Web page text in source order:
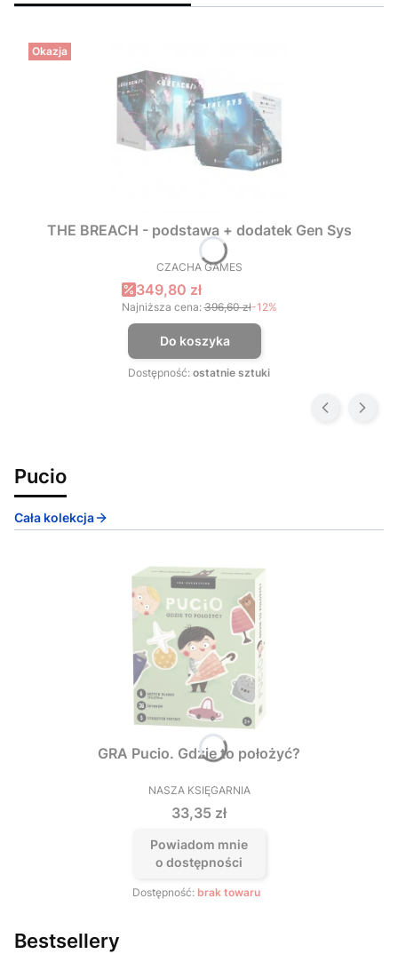
Okazja
THE BREACH - podstawa + dodatek Gen Sys
PRODUCENT
CZACHA GAMES
Cena promocyjna
349,80 zł
Najniższa cena: 396,60 zł-12%
Do koszyka
Dostępność: ostatnie sztuki
Pucio
Cała kolekcja
GRA Pucio. Gdzie to położyć?
PRODUCENT
NASZA KSIĘGARNIA
Cena
33,35 zł
Powiadom mnie
o dostępności
Dostępność: brak towaru
Bestsellery